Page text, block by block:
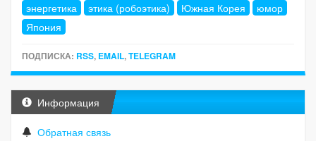
энергетика
этика (робоэтика) Южная Корея
юмор
Япония
ПОДПИСКА: RSS, EMAIL,TELEGRAM
Информация
Обратная связь